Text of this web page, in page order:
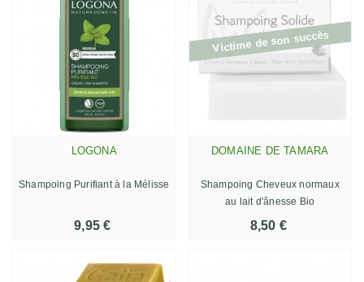
LOGONA
Shampoing Purifiant à la Mélisse
9,95 €
Victime de son succès
DOMAINE DE TAMARA
Shampoing Cheveux normaux
au lait d'ânesse Bio
8,50 €